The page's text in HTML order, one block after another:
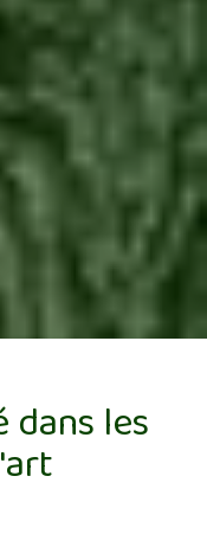
dans les